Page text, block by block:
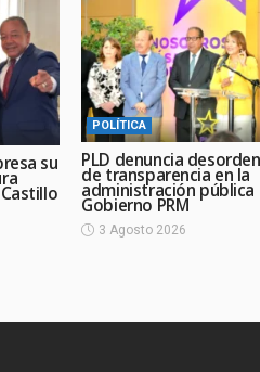
su
POLÍTICA
PLD denuncia
de transparencia en la
administración pública
Gobierno PRM
3 Agosto 2026